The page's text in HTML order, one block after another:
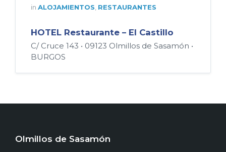
in ALOJAMIENTOS RESTAURANTES
HOTEL Restaurante – El Castillo
C/ Cruce 143 • 09123 Olmillos de Sasamón •
BURGOS
Olmillos de Sasamón